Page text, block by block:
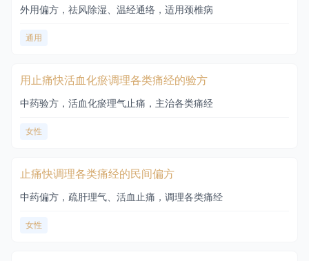
外用偏方，祛风除湿、温经通络，适用颈椎病
通用
用止痛快活血化瘀调理各类痛经的验方
中药验方，活血化瘀理气止痛，主治各类痛经
女性
止痛快调理各类痛经的民间偏方
中药偏方，疏肝理气、活血止痛，调理各类痛经
女性